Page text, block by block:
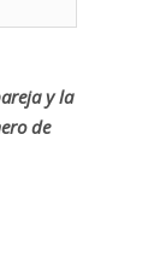
y la
de